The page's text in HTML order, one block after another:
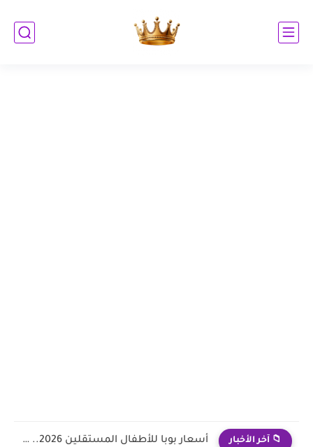
📁 آخر الأخبار شبكة منافع بوبا الماسية 2026: قائمة أسعار ومنافع بوبا الماسية...